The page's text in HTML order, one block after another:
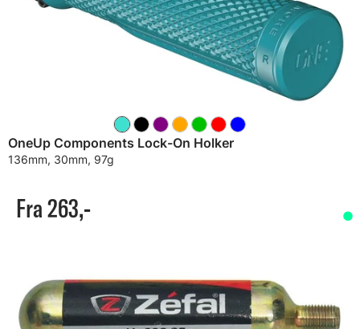
OneUp Components Lock-On Holker
136mm, 30mm, 97g
Fra 263,-